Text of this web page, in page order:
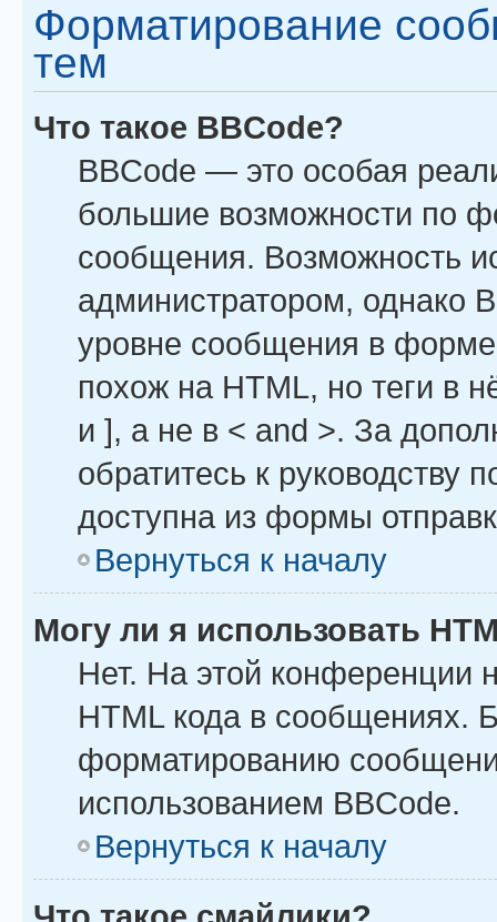
Форматирование
тем
Что такое BBCode?
BBCode — это особая
большие возможности по
сообщения. Возможность
администратором, однако
уровне сообщения в форме
похож на HTML, но теги в
и ], а не в < and >. За
обратитесь к руководству
доступна из формы
Вернуться к началу
Могу ли я использовать
Нет. На этой конференции
HTML кода в сообщениях.
форматированию
использованием BBCode.
Вернуться к началу